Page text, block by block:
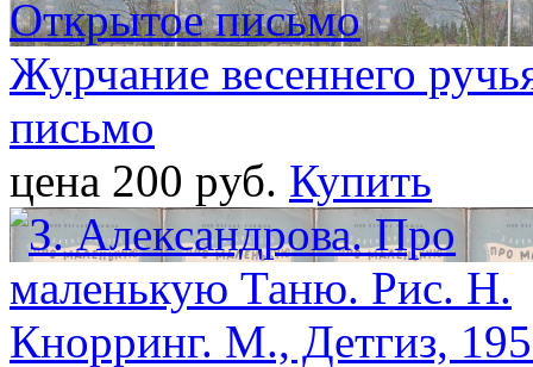
Журчание весеннего
письмо
цена 200 pуб. Купить